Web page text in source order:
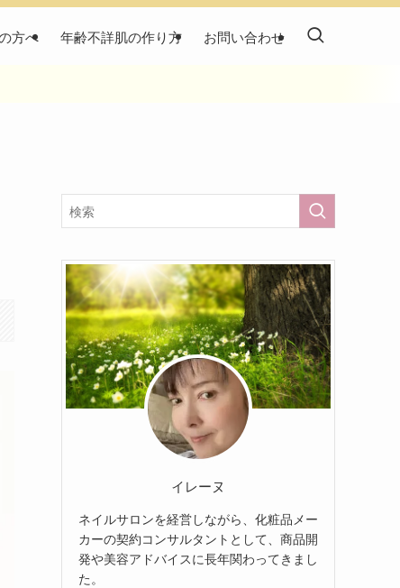
方へ 年齢不詳肌の作り方 お問い合わせ
イレーヌ
ネイルサロンを経営しながら、化粧品メー
カーの契約コンサルタントとして、商品開
発や美容アドバイスに長年関わってきまし
た。